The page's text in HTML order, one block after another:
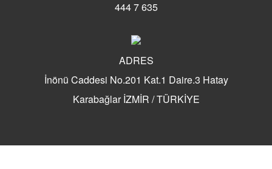
444 7 635
ADRES
İnönü Caddesi No.201 Kat.1 Daire.3 Hatay
Karabağlar İZMİR / TÜRKİYE